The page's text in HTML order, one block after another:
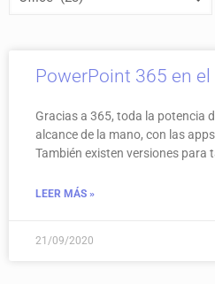
PowerPoint 365 en el
Gracias a 365, toda la potencia
alcance de la mano, con las
También existen versiones para
LEER MÁS »
21/09/2020